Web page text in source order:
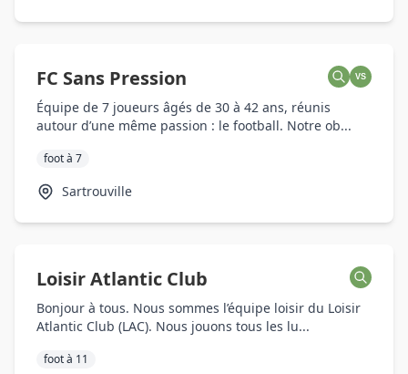
FC Sans Pression VS
Équipe de 7 joueurs âgés de 30 à 42 ans, réunis
autour d’une même passion : le football. Notre ob...
foot à 7
Sartrouville
Loisir Atlantic Club
Bonjour à tous. Nous sommes l’équipe loisir du Loisir
Atlantic Club (LAC). Nous jouons tous les lu...
foot à 11